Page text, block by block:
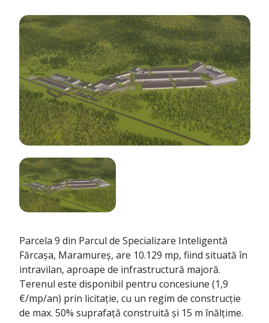
Parcela 9 din Parcul de Specializare Inteligentă
Fărcașa, Maramureș, are 10.129 mp, fiind situată în
intravilan, aproape de infrastructură majoră.
Terenul este disponibil pentru concesiune (1,9
€/mp/an) prin licitație, cu un regim de construcție
de max. 50% suprafață construită și 15 m înălțime.